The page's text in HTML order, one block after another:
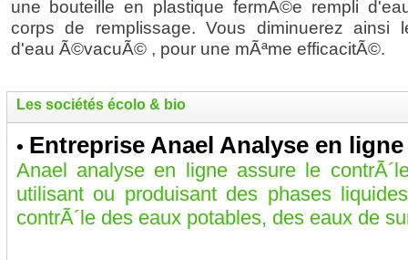
une bouteille en plastique fermÃ©e rempli
corps de remplissage. Vous diminuerez ainsi
d'eau Ã©vacuÃ© , pour une mÃªme efficacitÃ©.
Les sociétés écolo & bio
• Entreprise Anael Analyse en ligne
Anael analyse en ligne assure le
utilisant ou produisant des phases
contrÃ´le des eaux potables, des eaux de